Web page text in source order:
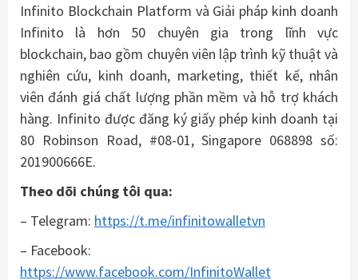
Infinito Blockchain Platform và Giải pháp kinh doanh
Infinito là hơn 50 chuyên gia trong lĩnh vực
blockchain, bao gồm chuyên viên lập trình kỹ thuật và
nghiên cứu, kinh doanh, marketing, thiết kế, nhân
viên đánh giá chất lượng phần mềm và hỗ trợ khách
hàng. Infinito được đăng ký giấy phép kinh doanh tại
80 Robinson Road, #08-01, Singapore 068898 số:
201900666E.
Theo dõi chúng tôi qua:
– Telegram: https://t.me/infinitowalletvn
– Facebook:
https://www.facebook.com/InfinitoWallet